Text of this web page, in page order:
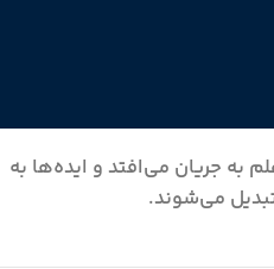
به جریان می‌افتد و ایده‌ها به
می‌شوند.